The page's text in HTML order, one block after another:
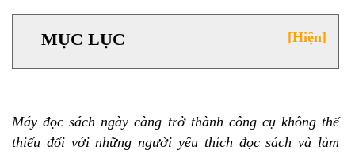
[Hiện]
MỤC LỤC
Máy đọc sách ngày càng trở thành công cụ không thể
thiếu đối với những người yêu thích đọc sách và làm